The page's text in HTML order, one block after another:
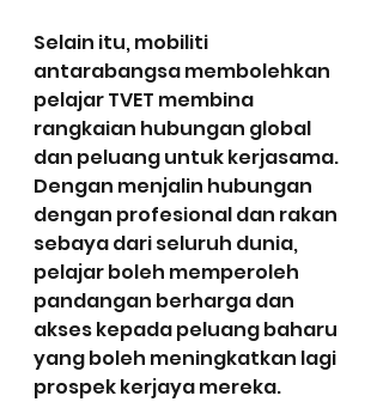
Selain itu, mobiliti
antarabangsa membolehkan
pelajar TVET membina
rangkaian hubungan global
dan peluang untuk kerjasama.
Dengan menjalin hubungan
dengan profesional dan rakan
sebaya dari seluruh dunia,
pelajar boleh memperoleh
pandangan berharga dan
akses kepada peluang baharu
yang boleh meningkatkan lagi
prospek kerjaya mereka.